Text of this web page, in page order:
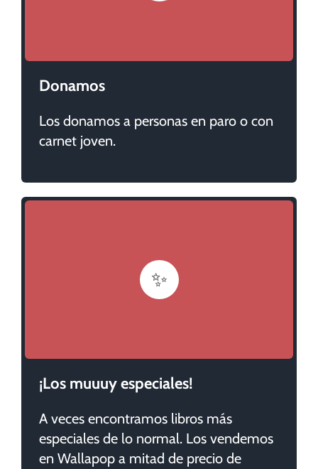
Donamos
Los donamos a personas en paro o con
carnet joven.
✨
¡Los muuuy especiales!
A veces encontramos libros más
especiales de lo normal. Los vendemos
en Wallapop a mitad de precio de